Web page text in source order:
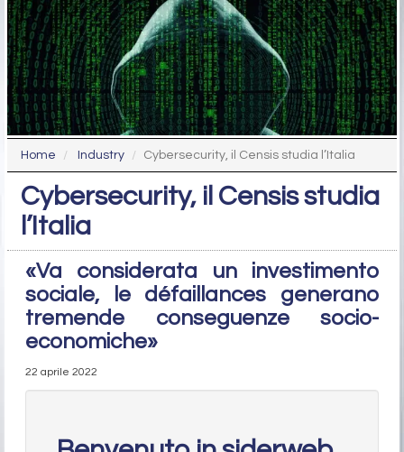
Home Industry Cybersecurity, il Censis studia l’Italia
Cybersecurity, il Censis studia
l’Italia
«Va considerata un investimento
sociale, le défaillances generano
tremende conseguenze socio-
economiche»
22 aprile 2022